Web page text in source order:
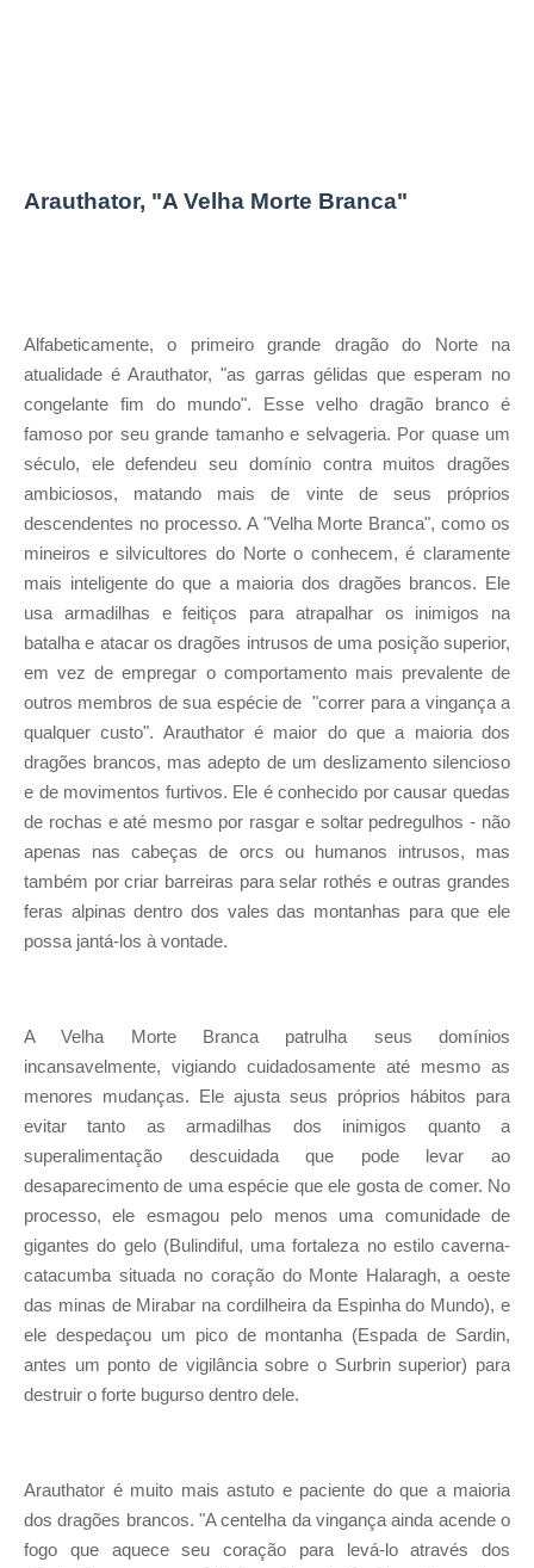
Arauthator, "A Velha Morte Branca"
Alfabeticamente, o primeiro grande dragão do Norte na
atualidade é Arauthator, "as garras gélidas que esperam no
congelante fim do mundo". Esse velho dragão branco é
famoso por seu grande tamanho e selvageria. Por quase um
século, ele defendeu seu domínio contra muitos dragões
ambiciosos, matando mais de vinte de seus próprios
descendentes no processo. A "Velha Morte Branca", como os
mineiros e silvicultores do Norte o conhecem, é claramente
mais inteligente do que a maioria dos dragões brancos. Ele
usa armadilhas e feitiços para atrapalhar os inimigos na
batalha e atacar os dragões intrusos de uma posição superior,
em vez de empregar o comportamento mais prevalente de
outros membros de sua espécie de "correr para a vingança a
qualquer custo". Arauthator é maior do que a maioria dos
dragões brancos, mas adepto de um deslizamento silencioso
e de movimentos furtivos. Ele é conhecido por causar quedas
de rochas e até mesmo por rasgar e soltar pedregulhos - não
apenas nas cabeças de orcs ou humanos intrusos, mas
também por criar barreiras para selar rothés e outras grandes
feras alpinas dentro dos vales das montanhas para que ele
possa jantá-los à vontade.
A Velha Morte Branca patrulha seus domínios
incansavelmente, vigiando cuidadosamente até mesmo as
menores mudanças. Ele ajusta seus próprios hábitos para
evitar tanto as armadilhas dos inimigos quanto a
superalimentação descuidada que pode levar ao
desaparecimento de uma espécie que ele gosta de comer. No
processo, ele esmagou pelo menos uma comunidade de
gigantes do gelo (Bulindiful, uma fortaleza no estilo caverna-
catacumba situada no coração do Monte Halaragh, a oeste
das minas de Mirabar na cordilheira da Espinha do Mundo), e
ele despedaçou um pico de montanha (Espada de Sardin,
antes um ponto de vigilância sobre o Surbrin superior) para
destruir o forte bugurso dentro dele.
Arauthator é muito mais astuto e paciente do que a maioria
dos dragões brancos. "A centelha da vingança ainda acende o
fogo que aquece seu coração para levá-lo através dos